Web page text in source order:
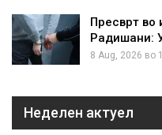
Пресврт во
Радишани:
8 Aug, 2026 во
Неделен актуел